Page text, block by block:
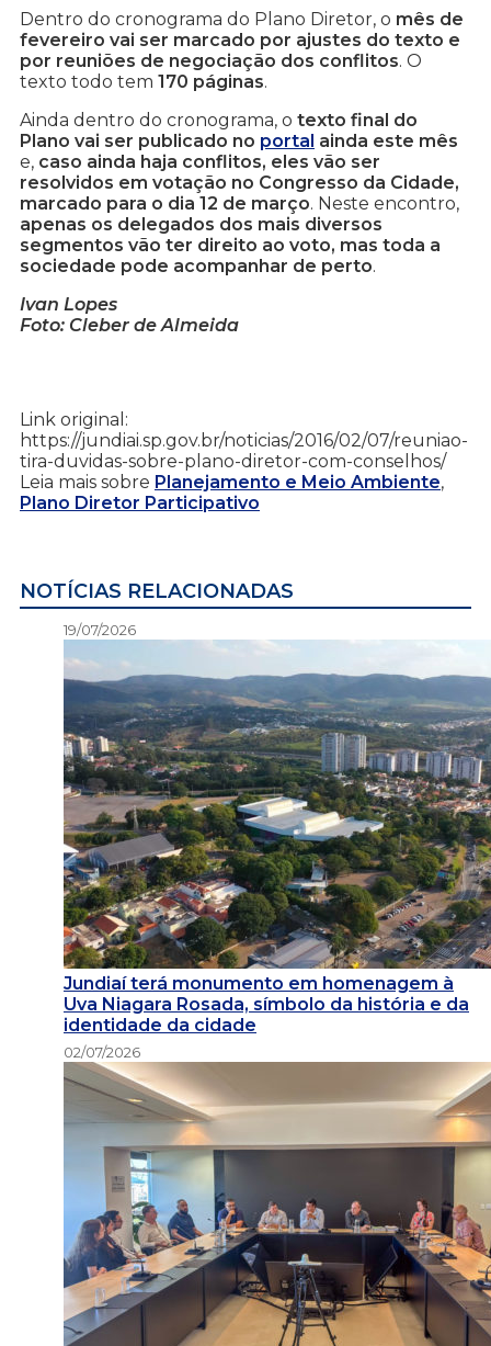
Dentro do cronograma do Plano Diretor, o mês de
fevereiro vai ser marcado por ajustes do texto e
por reuniões de negociação dos conflitos. O
texto todo tem 170 páginas.
Ainda dentro do cronograma, o texto final do
Plano vai ser publicado no portal ainda este mês
e, caso ainda haja conflitos, eles vão ser
resolvidos em votação no Congresso da Cidade,
marcado para o dia 12 de março. Neste encontro,
apenas os delegados dos mais diversos
segmentos vão ter direito ao voto, mas toda a
sociedade pode acompanhar de perto.
Ivan Lopes
Foto: Cleber de Almeida
Link original:
https://jundiai.sp.gov.br/noticias/2016/02/07/reuniao-
tira-duvidas-sobre-plano-diretor-com-conselhos/
Leia mais sobre Planejamento e Meio Ambiente,
Plano Diretor Participativo
NOTÍCIAS RELACIONADAS
19/07/2026
Jundiaí terá monumento em homenagem à
Uva Niagara Rosada, símbolo da história e da
identidade da cidade
02/07/2026